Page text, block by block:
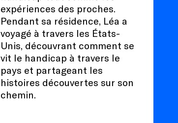
expériences des proches.
Pendant sa résidence, Léa a
voyagé à travers les États-
Unis, découvrant comment se
vit le handicap à travers le
pays et partageant les
histoires découvertes sur son
chemin.